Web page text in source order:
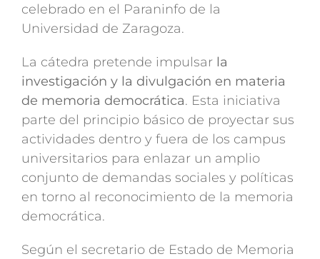
celebrado en el Paraninfo de la
Universidad de Zaragoza.
La cátedra pretende impulsar la
investigación y la divulgación en materia
de memoria democrática. Esta iniciativa
parte del principio básico de proyectar sus
actividades dentro y fuera de los campus
universitarios para enlazar un amplio
conjunto de demandas sociales y políticas
en torno al reconocimiento de la memoria
democrática.
Según el secretario de Estado de Memoria